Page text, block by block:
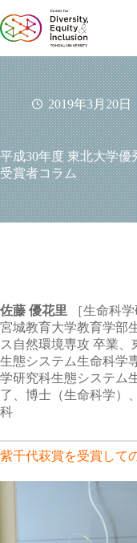
ン
テ
ン
ツ
へ
ス
キ
ッ
プ
2019年3月20日
平成30年度 東北大学
受賞者コラム
佐藤 優花里 ［生命科学
宮城教育大学教育学部
ス自然環境専攻 卒業
生態システム生命科学
学研究科生態システム
了、博士（生命科学）
科
紫千代萩賞を受賞して